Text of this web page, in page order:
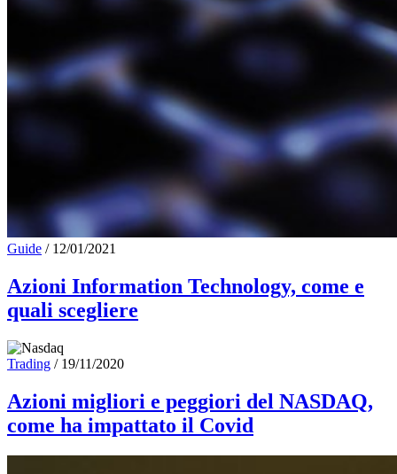
Guide / 12/01/2021
Azioni Information Technology, come e
quali scegliere
Trading / 19/11/2020
Azioni migliori e peggiori del NASDAQ,
come ha impattato il Covid